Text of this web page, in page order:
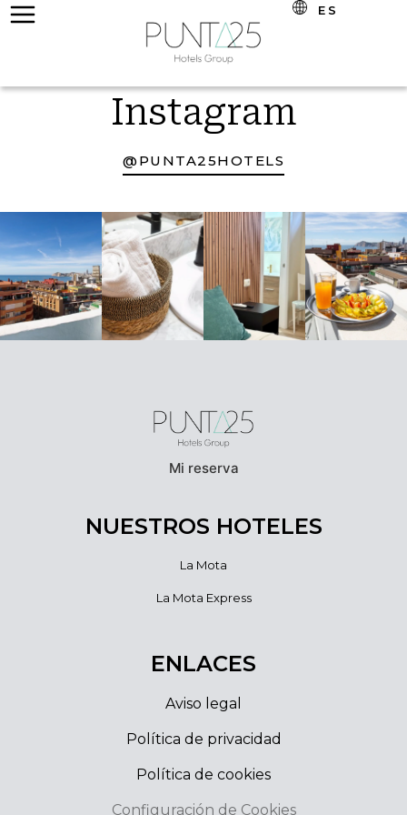
ES
Instagram
@PUNTA25HOTELS
Mi reserva
NUESTROS HOTELES
La Mota
La Mota Express
ENLACES
Aviso legal
Política de privacidad
Política de cookies
Configuración de Cookies